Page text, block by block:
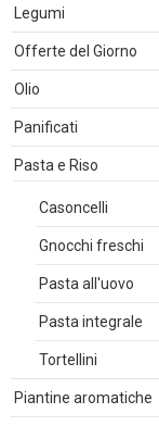
Legumi
Offerte del Giorno
Olio
Panificati
Pasta e Riso
Casoncelli
Gnocchi freschi
Pasta all'uovo
Pasta integrale
Tortellini
Piantine aromatiche